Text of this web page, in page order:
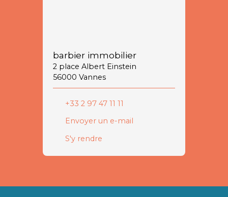
barbier immobilier
2 place Albert Einstein
56000 Vannes
+33 2 97 47 11 11
Envoyer un e-mail
S'y rendre